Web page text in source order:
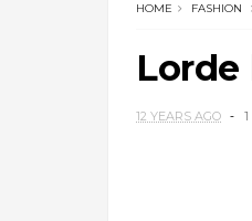
HOME FASHION
Lorde
12 YEARS AGO